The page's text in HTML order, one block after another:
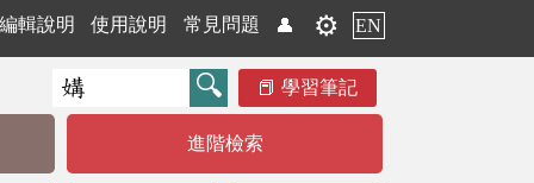
編輯說明 使用說明 常見問題 👤 ⚙️ EN
學習筆記
進階檢索